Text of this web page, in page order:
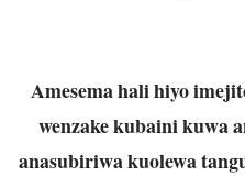
Amesema hali hiyo
wenzake kubaini kuwa
anasubiriwa kuolewa